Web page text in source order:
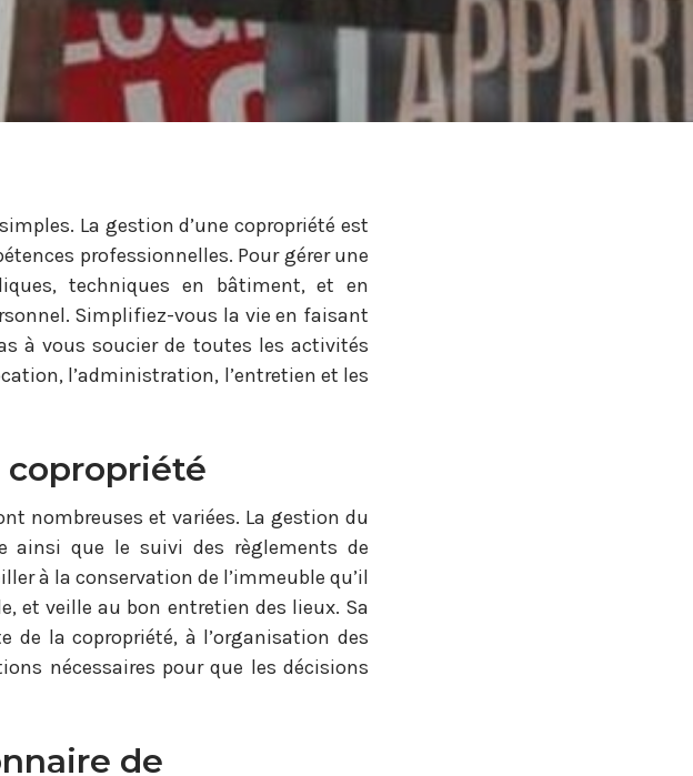
La gestion d’une copropriété est
professionnelles. Pour gérer une
techniques en bâtiment, et en
Simplifiez-vous la vie en faisant
à vous soucier de toutes les activités
l’administration, l’entretien et les
copropriété
nombreuses et variées. La gestion du
ainsi que le suivi des règlements de
à la conservation de l’immeuble qu’il
et veille au bon entretien des lieux. Sa
la copropriété, à l’organisation des
nécessaires pour que les décisions
de